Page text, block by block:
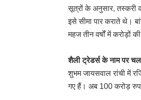
सूत्रों के अनुसार, तस्करी
इसे सीमा पार कराते थे।
महज तीन वर्षों में करोड़ों
शैली ट्रेडर्स के नाम पर
शुभम जायसवाल रांची में
गए हैं। अब 100 करोड़